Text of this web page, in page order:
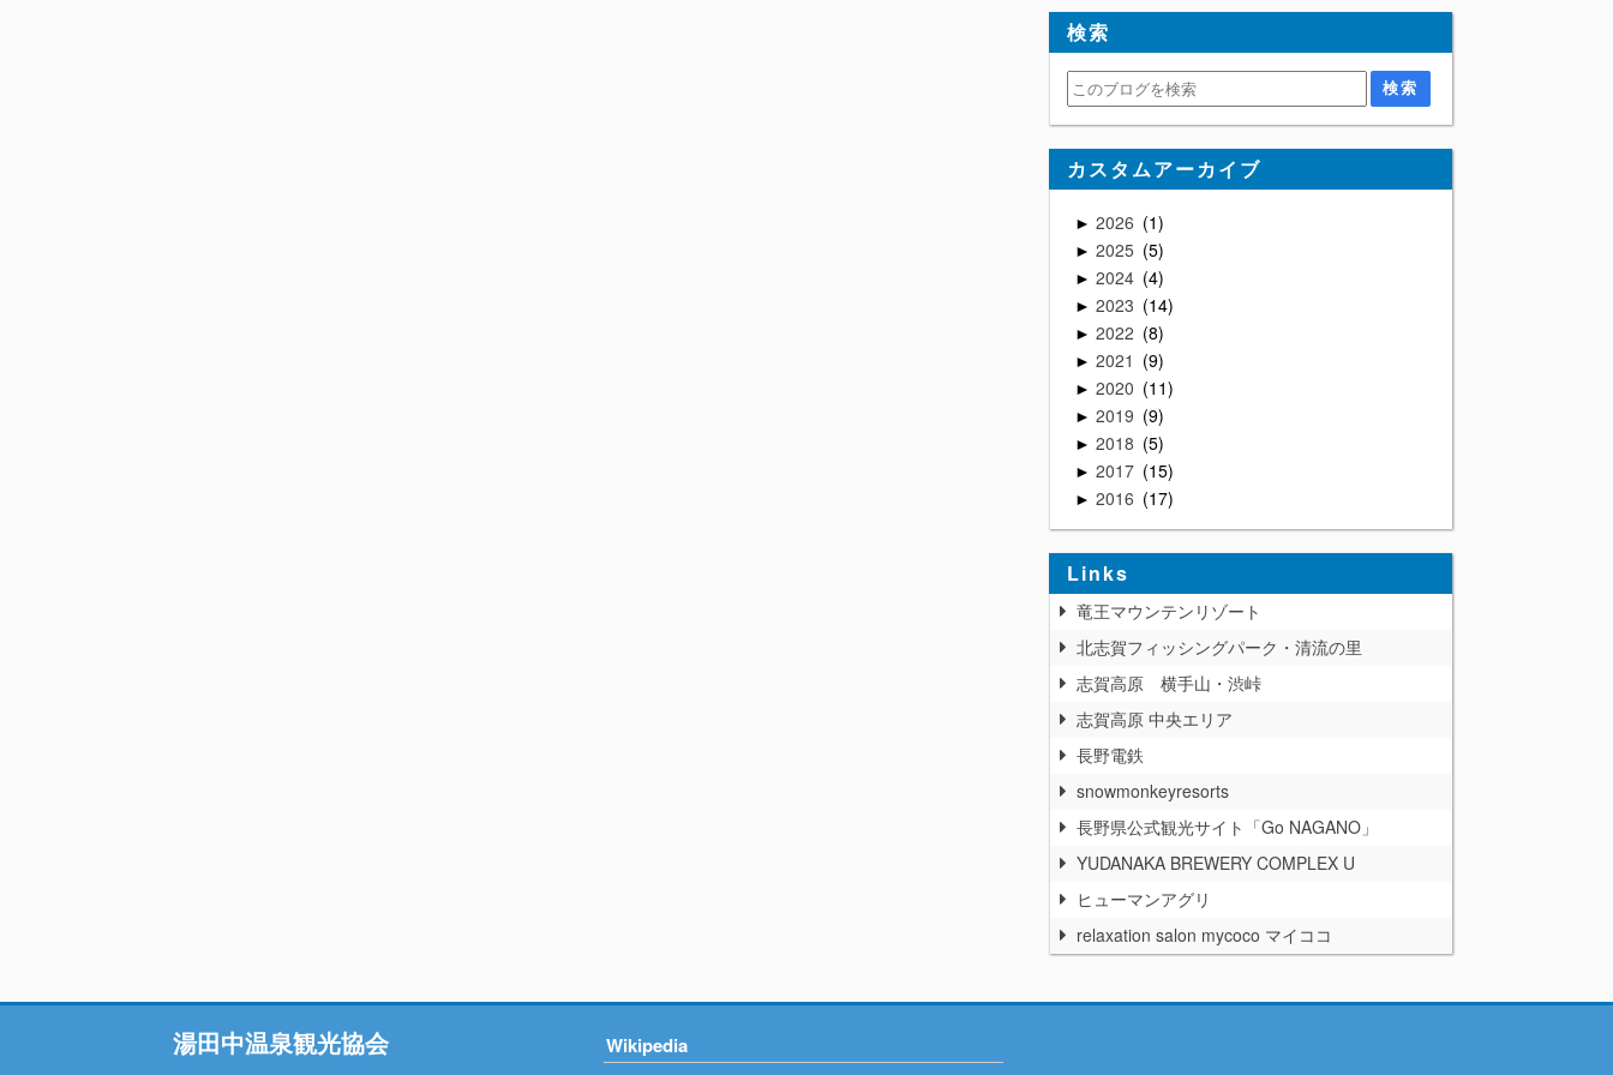
検索
カスタムアーカイブ
► 2026 1
► 2025 5
► 2024 4
► 2023 14
► 2022 8
► 2021 9
► 2020 11
► 2019 9
► 2018 5
► 2017 15
► 2016 17
Links
竜王マウンテンリゾート
北志賀フィッシングパーク・清流の里
志賀高原 横手山・渋峠
志賀高原 中央エリア
長野電鉄
snowmonkeyresorts
長野県公式観光サイト「Go NAGANO」
YUDANAKA BREWERY COMPLEX U
ヒューマンアグリ
relaxation salon mycoco マイココ
湯田中温泉観光協会 Wikipedia